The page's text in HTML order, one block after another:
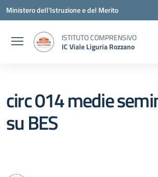
Vai ai contenuti
Vai al menu di navigazione
Vai al footer
Ministero dell'Istruzione e del Merito
ISTITUTO COMPRENSIVO
IC Viale Liguria Rozzano
circ 014 medie
su BES